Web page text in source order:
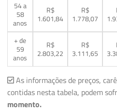
54 a
58
anos
R$
1.601,84
R$
1.778,07
+ de
59
anos
R$
2.803,22
R$
3.111,65
As informações de preços,
contidas nesta tabela, podem
momento.